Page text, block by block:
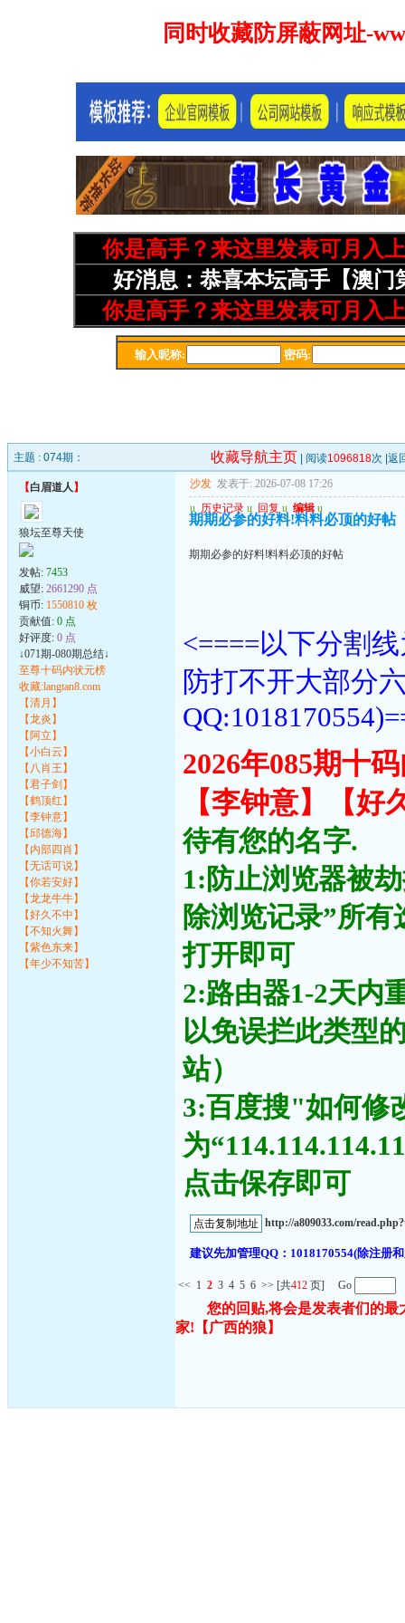
主题 : 074期： 收藏导航主页 | 阅读1096818次 | 返
【白眉道人 】
狼坛至尊天使
发帖: 7453
威望: 2661290 点
铜币: 1550810 枚
贡献值: 0 点
好评度: 0 点
↓071期-080期总结↓
至尊十码内状元榜
收藏:langtan8.com
【清月】
【龙炎】
【阿立】
【小白云】
【八肖王】
【君子剑】
【鹤顶红】
【李钟意】
【邱德海】
【内部四肖】
【无话可说】
【你若安好】
【龙龙牛牛】
【好久不中】
【不知火舞】
【紫色东来】
【年少不知苦】
沙发 发表于: 2026-07-08 17:26
u 历史记录 u 回复 u 编辑 u
期期必参的好料!料料必顶的好帖
期期必参的好料!料料必顶的好帖
<====以下分割
防打不开大部分
2026年085期十
【李钟意】【
待有您的名字.
1:防止浏览器被
除浏览记录”所
打开即可
2:路由器1-2天内
以免误拦此类型
站）
3:百度搜"如何修
为
点击保存即可
http://a809033.com/
建议先加管理QQ：1018170554(除注册
<< 1 2 3 4 5 6 >> [共412 页] Go
您的回贴,将会是发表者们的
家! 【广西的狼】